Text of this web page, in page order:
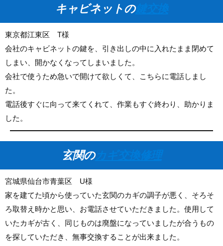
キャビネットの鍵交換
東京都江東区 T様
会社のキャビネットの鍵を、引き出しの中に入れたまま閉めて
しまい、開かなくなってしまいました。
会社で使うため急いで開けて欲しくて、こちらに電話しまし
た。
電話後すぐに向って来てくれて、作業もすぐ終わり、助かりま
した。
玄関のカギ交換修理
宮城県仙台市青葉区 U様
家を建てた頃から使っていた玄関のカギの調子が悪く、そろそ
ろ取替え時かと思い、お電話させていただきました。使用して
いたカギが古く、同じものは廃盤になっていましたが合うもの
を探していただき、無事交換することが出来ました。